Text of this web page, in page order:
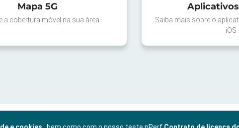
Mapa 5G
a cobertura móvel na sua área
Saiba mais sobre o
iOS